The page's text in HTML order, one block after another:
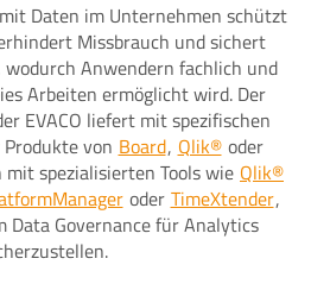
Daten im Unternehmen schützt
Missbrauch und sichert
Anwendern fachlich und
Arbeiten ermöglicht wird. Der
EVACO liefert mit spezifischen
von Board, Qlik® oder
mit spezialisierten Tools wie Qlik®
oder TimeXtender,
Data Governance für Analytics